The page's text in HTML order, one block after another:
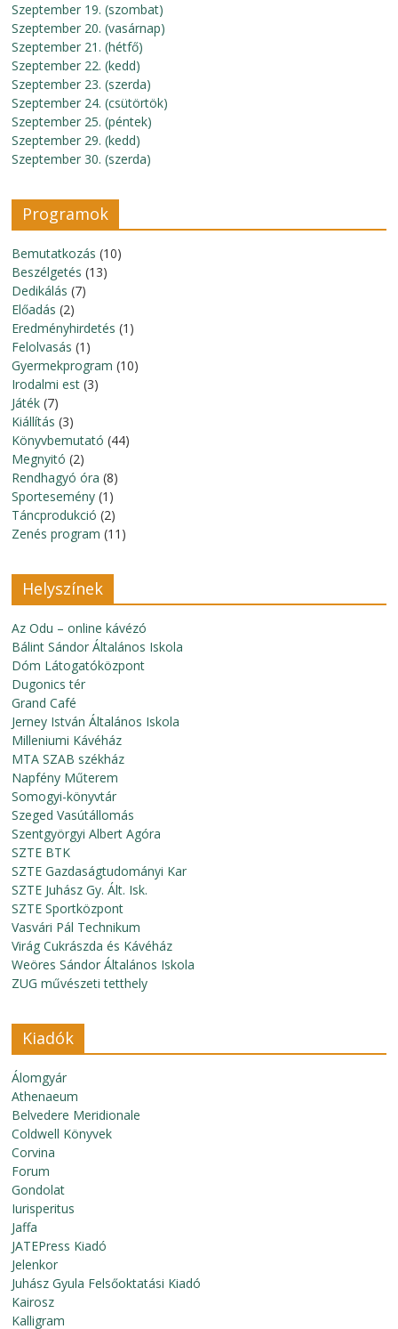
Szeptember 19. (szombat)
Szeptember 20. (vasárnap)
Szeptember 21. (hétfő)
Szeptember 22. (kedd)
Szeptember 23. (szerda)
Szeptember 24. (csütörtök)
Szeptember 25. (péntek)
Szeptember 29. (kedd)
Szeptember 30. (szerda)
Programok
Bemutatkozás (10)
Beszélgetés (13)
Dedikálás (7)
Előadás (2)
Eredményhirdetés (1)
Felolvasás (1)
Gyermekprogram (10)
Irodalmi est (3)
Játék (7)
Kiállítás (3)
Könyvbemutató (44)
Megnyitó (2)
Rendhagyó óra (8)
Sportesemény (1)
Táncprodukció (2)
Zenés program (11)
Helyszínek
Az Odu – online kávézó
Bálint Sándor Általános Iskola
Dóm Látogatóközpont
Dugonics tér
Grand Café
Jerney István Általános Iskola
Milleniumi Kávéház
MTA SZAB székház
Napfény Műterem
Somogyi-könyvtár
Szeged Vasútállomás
Szentgyörgyi Albert Agóra
SZTE BTK
SZTE Gazdaságtudományi Kar
SZTE Juhász Gy. Ált. Isk.
SZTE Sportközpont
Vasvári Pál Technikum
Virág Cukrászda és Kávéház
Weöres Sándor Általános Iskola
ZUG művészeti tetthely
Kiadók
Álomgyár
Athenaeum
Belvedere Meridionale
Coldwell Könyvek
Corvina
Forum
Gondolat
Iurisperitus
Jaffa
JATEPress Kiadó
Jelenkor
Juhász Gyula Felsőoktatási Kiadó
Kairosz
Kalligram